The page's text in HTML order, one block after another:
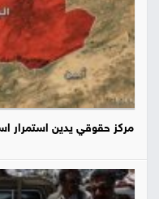
مركز حقوقي يدين استمرار